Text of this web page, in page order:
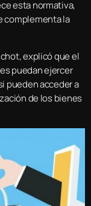
esta normativa,
complementa la
explicó que el
puedan ejercer
pueden acceder a
de los bienes